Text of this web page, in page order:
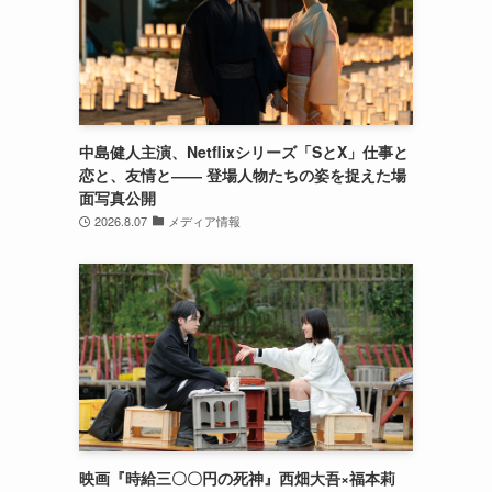
中島健人主演、Netflixシリーズ「SとX」仕事と
恋と、友情と―― 登場人物たちの姿を捉えた場
面写真公開
2026.8.07 メディア情報
映画『時給三〇〇円の死神』西畑大吾×福本莉